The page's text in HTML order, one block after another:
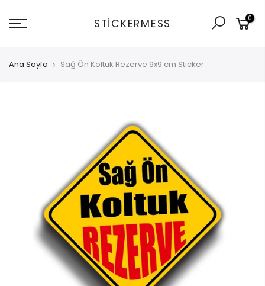
git
STICKERMESS 0
Ana Sayfa Sağ Ön Koltuk Rezerve 9x9 cm Sticker